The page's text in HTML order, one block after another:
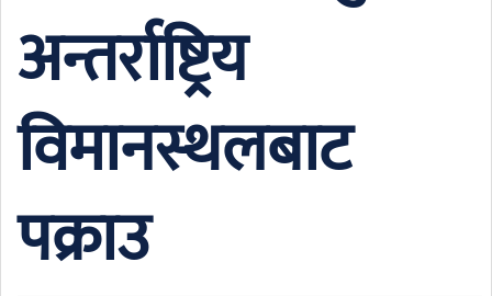
अन्तर्राष्ट्रिय
विमानस्थलबाट
पक्राउ